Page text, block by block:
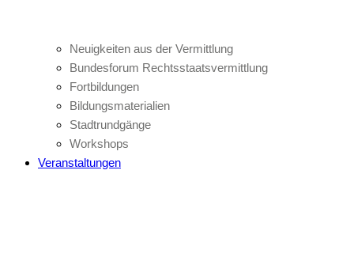
Neuigkeiten aus der Vermittlung
Bundesforum Rechtsstaatsvermittlung
Fortbildungen
Bildungsmaterialien
Stadtrundgänge
Workshops
Veranstaltungen